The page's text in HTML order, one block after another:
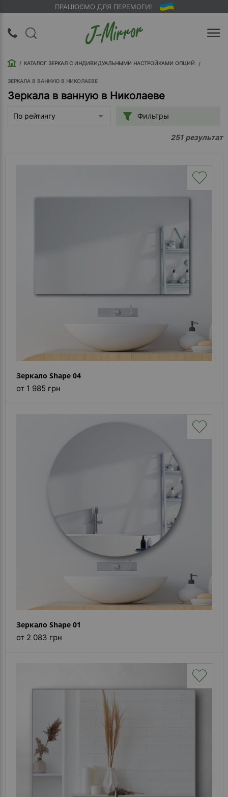
ПРАЦЮЄМО ДЛЯ ПЕРЕМОГИ!
Вход |
О
Доставка
Каталог
зеркал
Шкафчики
Душевые
Зеркала
Reflex
В
наличии
- ответ)
Контакты
КАТАЛОГ ЗЕРКАЛ С ИНДИВИДУАЛЬНЫМИ НАСТРОЙКАМИ ОПЦИЙ
ЗЕРКАЛА В ВАННУЮ В НИКОЛАЕВЕ
Зеркала в ванную в Николаеве
По рейтингу Фильтры
251результат
Зеркало Shape 04
от 1 985 грн
Зеркало Shape 01
от 2 083 грн